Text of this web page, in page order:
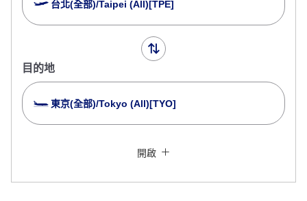
台北(全部)/Taipei (All)[TPE]
目的地
東京(全部)/Tokyo (All)[TYO]
沒有指定票價類型
開啟